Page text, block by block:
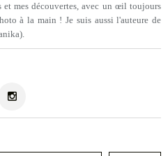
et mes découvertes, avec un œil toujours
à la main ! Je suis aussi l'auteure de